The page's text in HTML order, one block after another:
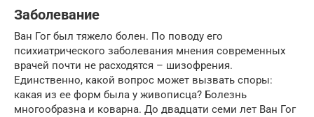
Заболевание
Ван Гог был тяжело болен. По поводу его
психиатрического заболевания мнения современных
врачей почти не расходятся – шизофрения.
Единственно, какой вопрос может вызвать споры:
какая из ее форм была у живописца? Болезнь
многообразна и коварна. До двадцати семи лет Ван Гог